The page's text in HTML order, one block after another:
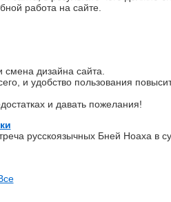
работа на сайте.
дизайна сайта.
и удобство пользования
и давать пожелания!
русскоязычных Бней Ноаха в